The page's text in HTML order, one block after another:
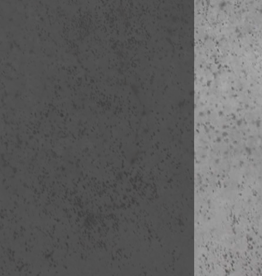
5. nap (ápr.
07:30-08:30
08:30-13:30
fakultatív
09:00-10:30
71 Cité des
72 La
73
74
75 Cité de la
76 Maison
77 Zénith
78 Grande
11:00-12:30
5A Hilton
5B Tour T1
5C
La
5D Tour
5E Tour
5F
Notre-
13:30
13:40-14:40